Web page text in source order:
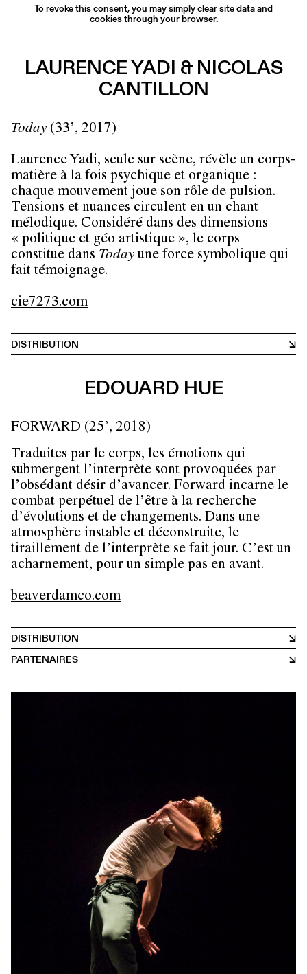
To revoke this consent, you may simply clear site data and
cookies through your browser.
LAURENCE YADI & NICOLAS
CANTILLON
Today (33’, 2017)
Laurence Yadi, seule sur scène, révèle un corps-
matière à la fois psychique et organique :
chaque mouvement joue son rôle de pulsion.
Tensions et nuances circulent en un chant
mélodique. Considéré dans des dimensions
« politique et géo artistique », le corps
constitue dans Todayune force symbolique qui
fait témoignage.
cie7273.com
DISTRIBUTION
EDOUARD HUE
FORWARD (25’, 2018)
Traduites par le corps, les émotions qui
submergent l’interprète sont provoquées par
l’obsédant désir d’avancer. Forward incarne le
combat perpétuel de l’être à la recherche
d’évolutions et de changements. Dans une
atmosphère instable et déconstruite, le
tiraillement de l’interprète se fait jour. C’est un
acharnement, pour un simple pas en avant.
beaverdamco.com
DISTRIBUTION
PARTENAIRES